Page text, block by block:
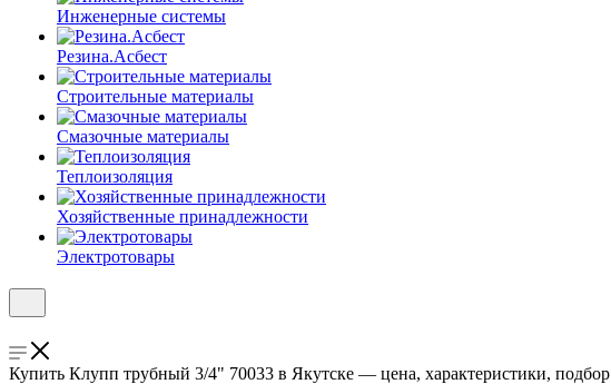
Инженерные системы
Резина.Асбест
Строительные материалы
Смазочные материалы
Теплоизоляция
Хозяйственные принадлежности
Электротовары
Купить Клупп трубный 3/4" 70033 в Якутске — цена, характеристики, подбор